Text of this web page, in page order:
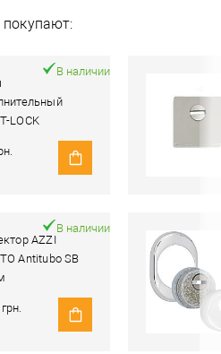
LOCK
Interactive+
В наличии
AZZI
Antitubo SB
широкий
полированный
В наличии
грн.